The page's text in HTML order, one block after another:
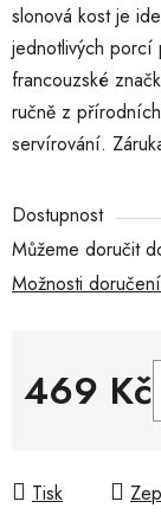
slonová kost je
jednotlivých porcí
francouzské
ručně z
servírování.
Dostupnost
Můžeme doručit
Možnosti doručení
469 Kč
Tisk